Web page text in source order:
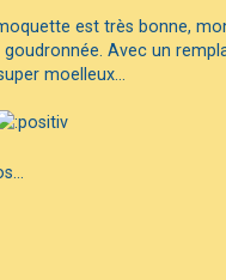
est très bonne,
Avec un
moelleux...